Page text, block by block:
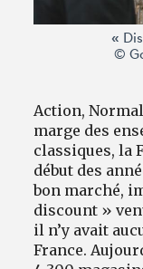
«
©
Action,
marge des
classiques, la
début des
bon marché,
discount »
il n’y avait
France.